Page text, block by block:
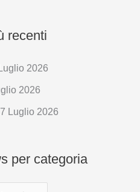
recenti
2026
2026
Luglio 2026
per categoria